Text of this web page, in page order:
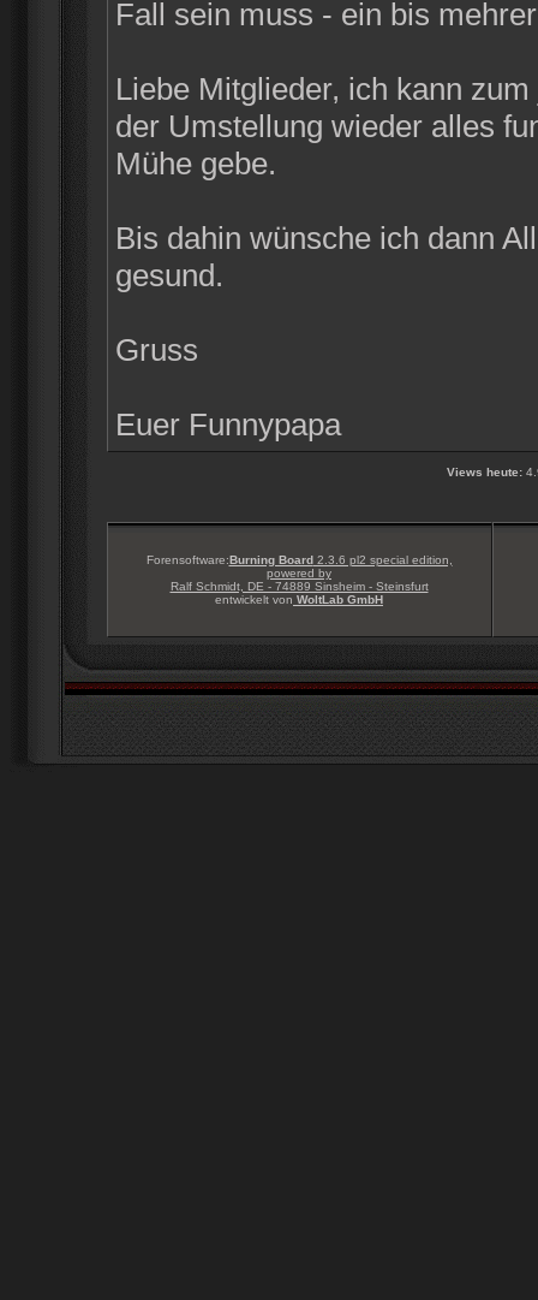
Fall sein muss - ein bis
Liebe Mitglieder, ich kann
der Umstellung wieder alles
Mühe gebe.
Bis dahin wünsche ich dann
gesund.
Gruss
Euer Funnypapa
Views heute:
Forensoftware:Burning Board2.3.6 pl2 special edition,
powered by
Ralf Schmidt, DE - 74889 Sinsheim - Steinsfurt
entwickelt von WoltLab GmbH